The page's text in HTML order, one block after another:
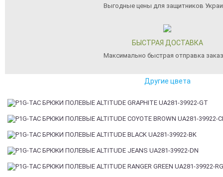
Выгодные цены для защитников
БЫСТРАЯ ДОСТАВКА
Максимально быстрая отправка
Другие цвета